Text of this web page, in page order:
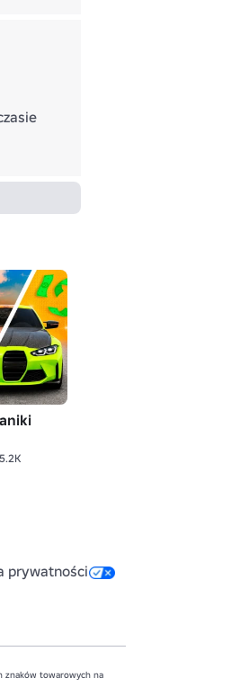
5.2K
prywatności
znaków towarowych na